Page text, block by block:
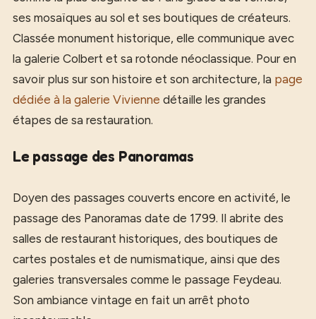
ses mosaïques au sol et ses boutiques de créateurs.
Classée monument historique, elle communique avec
la galerie Colbert et sa rotonde néoclassique. Pour en
savoir plus sur son histoire et son architecture, la page
dédiée à la galerie Vivienne détaille les grandes
étapes de sa restauration.
Le passage des Panoramas
Doyen des passages couverts encore en activité, le
passage des Panoramas date de 1799. Il abrite des
salles de restaurant historiques, des boutiques de
cartes postales et de numismatique, ainsi que des
galeries transversales comme le passage Feydeau.
Son ambiance vintage en fait un arrêt photo